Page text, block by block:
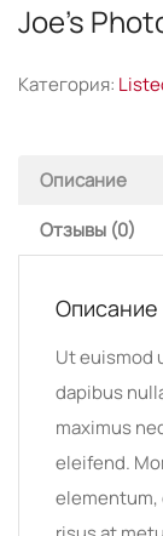
Joe’s
Категория:
Описание
Отзывы (0)
Описание
Ut euismod
dapibus
maximus
eleifend.